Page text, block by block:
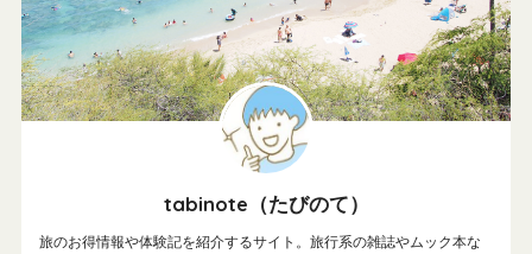
tabinote（たびのて）
旅のお得情報や体験記を紹介するサイト。旅行系の雑誌やムック本な